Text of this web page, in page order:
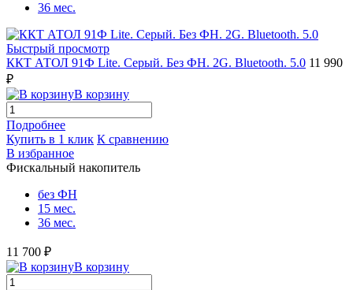
36 мес.
Быстрый просмотр
ККТ АТОЛ 91Ф Lite. Серый. Без ФН. 2G. Bluetooth. 5.0 11 990
₽
В корзину
Подробнее
Купить в 1 клик К сравнению
В избранное
Фискальный накопитель
без ФН
15 мес.
36 мес.
11 700 ₽
В корзину